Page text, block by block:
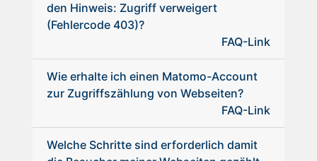
den Hinweis: Zugriff verweigert
(Fehlercode 403)?
FAQ-Link
Wie erhalte ich einen Matomo-Account
zur Zugriffszählung von Webseiten?
FAQ-Link
Welche Schritte sind erforderlich damit